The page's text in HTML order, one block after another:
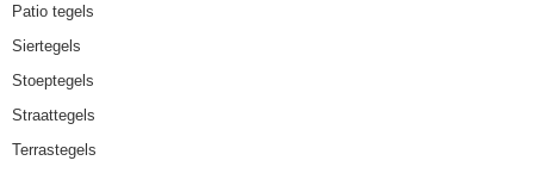
Patio tegels
Siertegels
Stoeptegels
Straattegels
Terrastegels